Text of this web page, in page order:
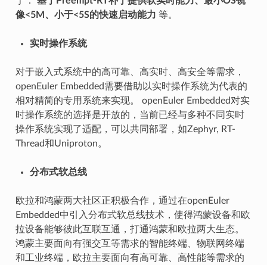
像<5M、小于<5S的快速启动能力 等。
实时操作系统
对于嵌入式系统中的高可靠、高实时、高安全等需求，
openEuler Embedded需要借助以实时操作系统为代表的
相对精简的专用系统来实现。 openEuler Embedded对实
时操作系统的选择是开放的，当前已经与多种不同实时
操作系统实现了适配，可以共同部署，如Zephyr, RT-
Thread和Uniproton。
分布式软总线
欧拉和鸿蒙两大社区正积极合作，通过在openEuler
Embedded中引入分布式软总线技术，使得鸿蒙设备和欧
拉设备能够彼此互联互通，打通鸿蒙和欧拉两大生态。
鸿蒙主要面向有强交互等需求的智能终端、物联网终端
和工业终端，欧拉主要面向有高可靠、高性能等需求的